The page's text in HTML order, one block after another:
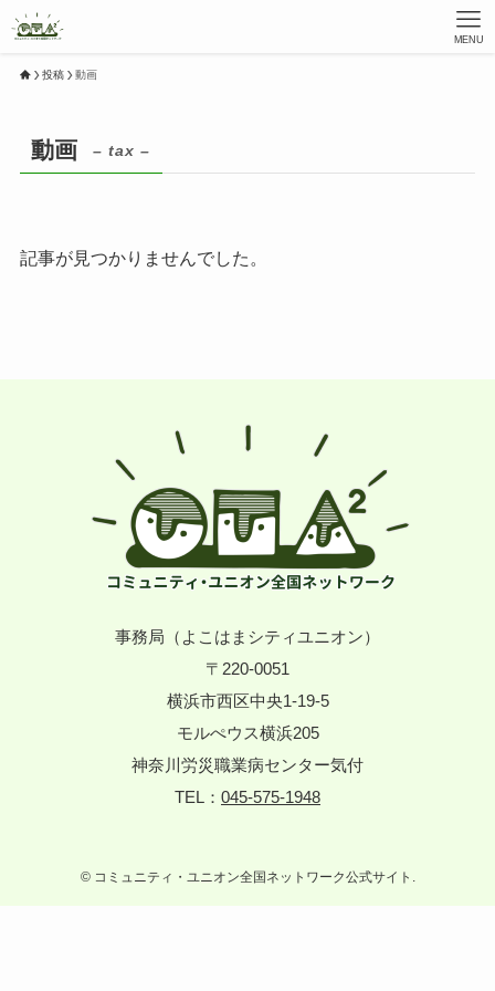
MENU
投稿 動画
動画 – tax –
記事が見つかりませんでした。
事務局（よこはまシティユニオン）
〒220-0051
横浜市西区中央1-19-5
モルぺウス横浜205
神奈川労災職業病センター気付
TEL： 045-575-1948
©コミュニティ・ユニオン全国ネットワーク公式サイト.